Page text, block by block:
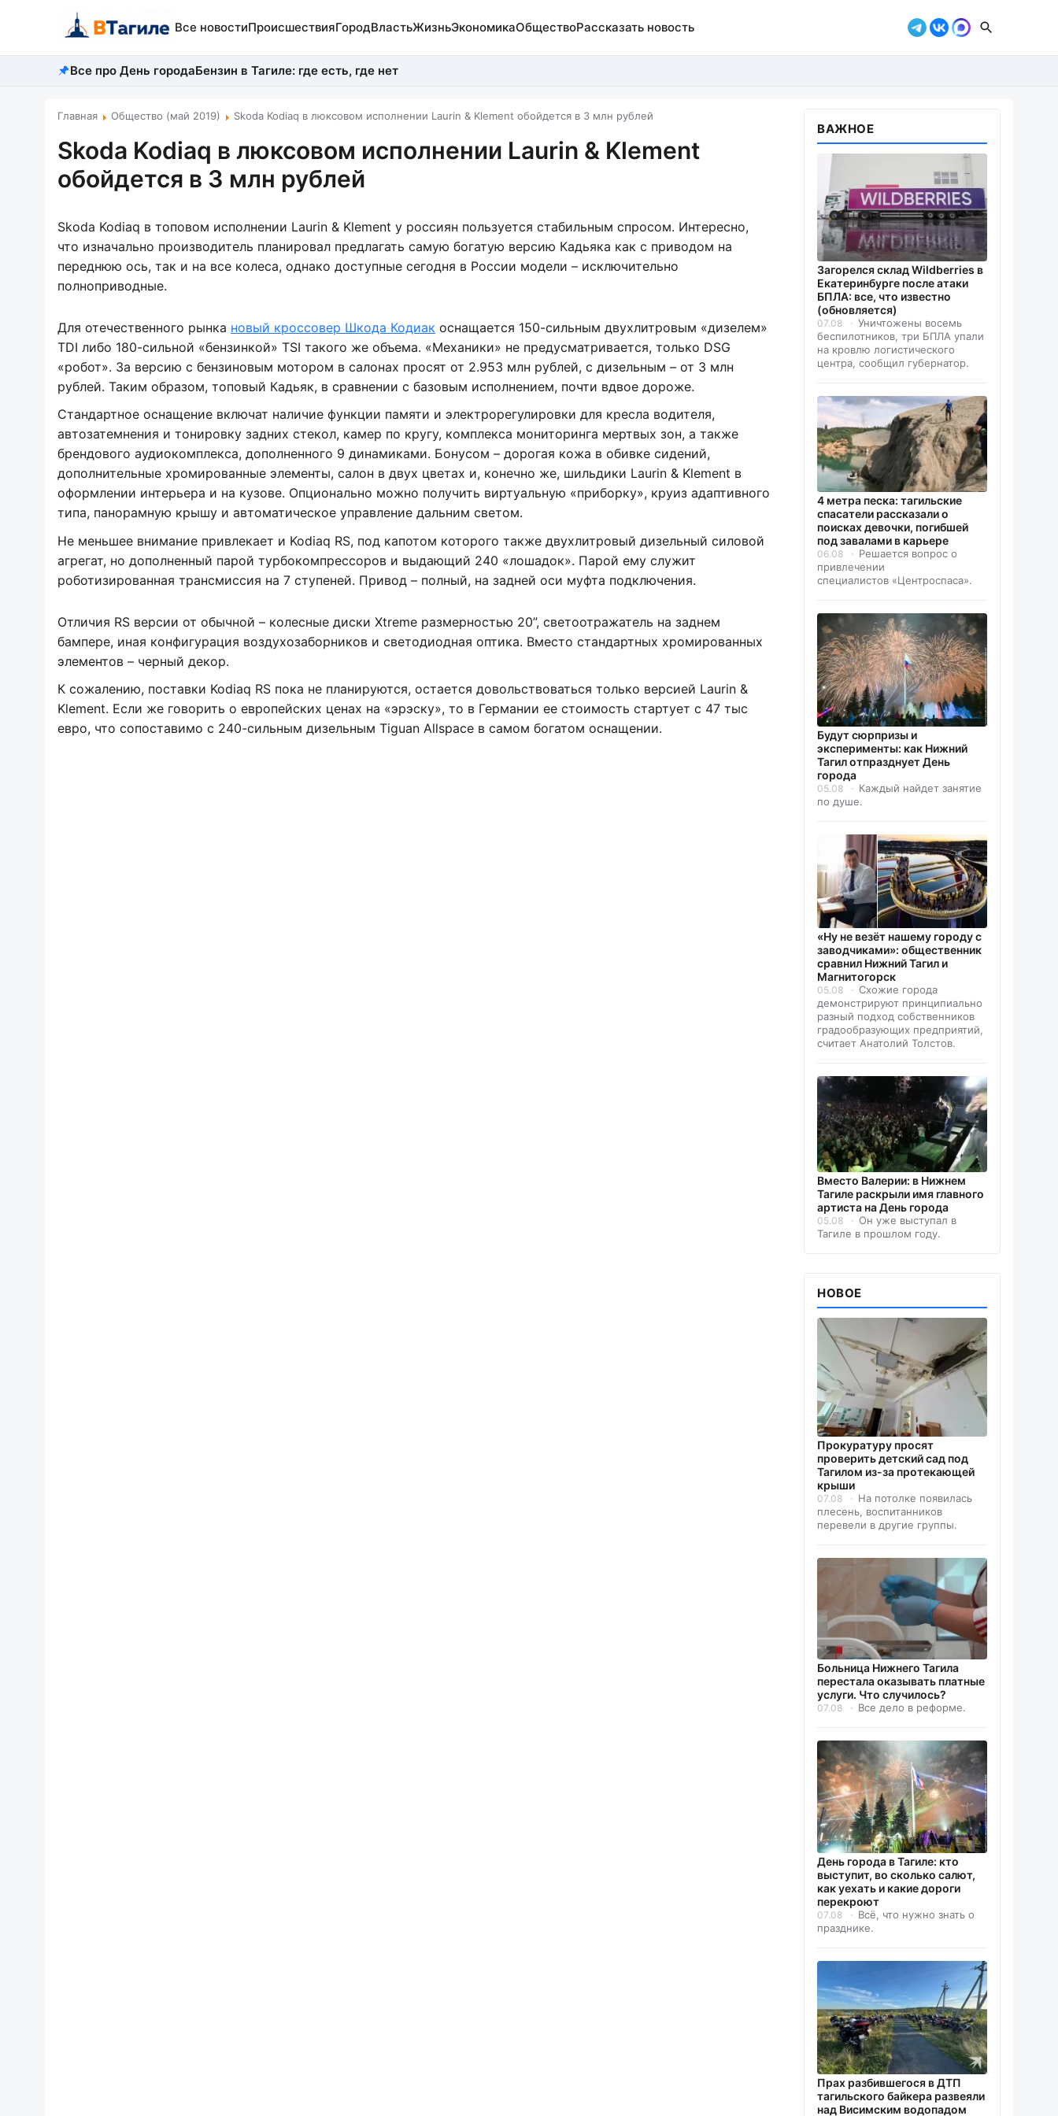
Все новостиПроисшествияГородВластьЖизньЭкономикаОбществоРассказать новость
Все про День городаБензин в Тагиле: где есть, где нет
Главная Общество (май 2019) Skoda Kodiaq в люксовом исполнении Laurin & Klement обойдется в 3 млн рублей
Skoda Kodiaq в люксовом исполнении Laurin & Klement
обойдется в 3 млн рублей
Skoda Kodiaq в топовом исполнении Laurin & Klement у россиян пользуется стабильным спросом. Интересно,
что изначально производитель планировал предлагать самую богатую версию Кадьяка как с приводом на
переднюю ось, так и на все колеса, однако доступные сегодня в России модели – исключительно
полноприводные.
Для отечественного рынка новый кроссовер Шкода Кодиак оснащается 150-сильным двухлитровым «дизелем»
TDI либо 180-сильной «бензинкой» TSI такого же объема. «Механики» не предусматривается, только DSG
«робот». За версию с бензиновым мотором в салонах просят от 2.953 млн рублей, с дизельным – от 3 млн
рублей. Таким образом, топовый Кадьяк, в сравнении с базовым исполнением, почти вдвое дороже.
Стандартное оснащение включат наличие функции памяти и электрорегулировки для кресла водителя,
автозатемнения и тонировку задних стекол, камер по кругу, комплекса мониторинга мертвых зон, а также
брендового аудиокомплекса, дополненного 9 динамиками. Бонусом – дорогая кожа в обивке сидений,
дополнительные хромированные элементы, салон в двух цветах и, конечно же, шильдики Laurin & Klement в
оформлении интерьера и на кузове. Опционально можно получить виртуальную «приборку», круиз адаптивного
типа, панорамную крышу и автоматическое управление дальним светом.
Не меньшее внимание привлекает и Kodiaq RS, под капотом которого также двухлитровый дизельный силовой
агрегат, но дополненный парой турбокомпрессоров и выдающий 240 «лошадок». Парой ему служит
роботизированная трансмиссия на 7 ступеней. Привод – полный, на задней оси муфта подключения.
Отличия RS версии от обычной – колесные диски Xtreme размерностью 20”, светоотражатель на заднем
бампере, иная конфигурация воздухозаборников и светодиодная оптика. Вместо стандартных хромированных
элементов – черный декор.
К сожалению, поставки Kodiaq RS пока не планируются, остается довольствоваться только версией Laurin &
Klement. Если же говорить о европейских ценах на «эрэску», то в Германии ее стоимость стартует с 47 тыс
евро, что сопоставимо с 240-сильным дизельным Tiguan Allspace в самом богатом оснащении.
ВАЖНОЕ
Загорелся склад Wildberries в
Екатеринбурге после атаки
БПЛА: все, что известно
(обновляется)
07.08
Уничтожены восемь
беспилотников, три БПЛА упали
на кровлю логистического
центра, сообщил губернатор.
4 метра песка: тагильские
спасатели рассказали о
поисках девочки, погибшей
под завалами в карьере
06.08
Решается вопрос о
привлечении
специалистов «Центроспаса».
Будут сюрпризы и
эксперименты: как Нижний
Тагил отпразднует День
города
05.08
Каждый найдет занятие
по душе.
«Ну не везёт нашему городу с
заводчиками»: общественник
сравнил Нижний Тагил и
Магнитогорск
05.08
Схожие города
демонстрируют принципиально
разный подход собственников
градообразующих предприятий,
считает Анатолий Толстов.
Вместо Валерии: в Нижнем
Тагиле раскрыли имя главного
артиста на День города
05.08
Он уже выступал в
Тагиле в прошлом году.
НОВОЕ
Прокуратуру просят
проверить детский сад под
Тагилом из-за протекающей
крыши
07.08
На потолке появилась
плесень, воспитанников
перевели в другие группы.
Больница Нижнего Тагила
перестала оказывать платные
услуги. Что случилось?
07.08 Все дело в реформе.
День города в Тагиле: кто
выступит, во сколько салют,
как уехать и какие дороги
перекроют
07.08
Всё, что нужно знать о
празднике.
Прах разбившегося в ДТП
тагильского байкера развеяли
над Висимским водопадом